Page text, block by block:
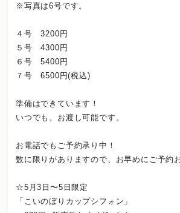
※写真は6号です。
４号 3200円
５号 4300円
６号 5400円
７号 6500円(税込)
準備はできています！
いつでも、お渡し可能です。
お電話でもご予約承り中！
数に限りがありますので、お早めにご予約
☆5月3日〜5日限定
「こいのぼりカップシフォン」